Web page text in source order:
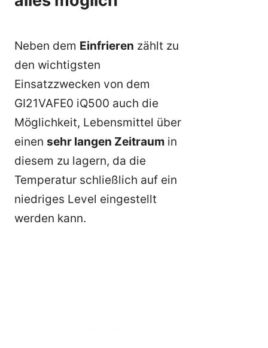
Neben dem Einfrieren zählt zu
den wichtigsten
Einsatzzwecken von dem
GI21VAFE0 iQ500 auch die
Möglichkeit, Lebensmittel über
einen sehr langen Zeitraum in
diesem zu lagern, da die
Temperatur schließlich auf ein
niedriges Level eingestellt
werden kann.